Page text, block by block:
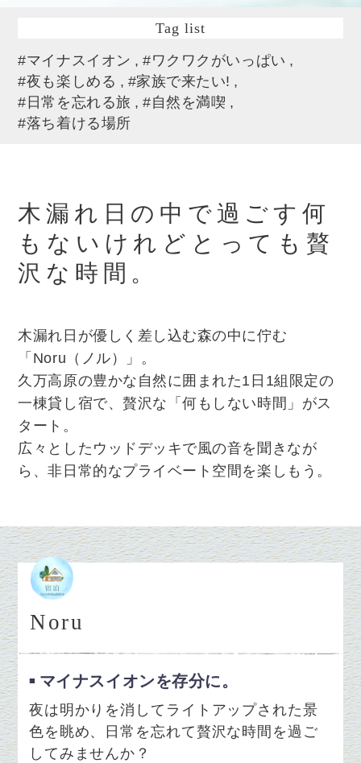
Tag list
#マイナスイオン
#ワクワクがいっぱい
#夜も楽しめる
#家族で来たい!
#日常を忘れる旅
#自然を満喫
#落ち着ける場所
木漏れ日の中で過ごす何
もないけれどとっても贅
沢な時間。
木漏れ日が優しく差し込む森の中に佇む
「Noru（ノル）」。
久万高原の豊かな自然に囲まれた1日1組限定の
一棟貸し宿で、贅沢な「何もしない時間」がス
タート。
広々としたウッドデッキで風の音を聞きなが
ら、非日常的なプライベート空間を楽しもう。
Noru
マイナスイオンを存分に。
夜は明かりを消してライトアップされた景
色を眺め、日常を忘れて贅沢な時間を過ご
してみませんか？